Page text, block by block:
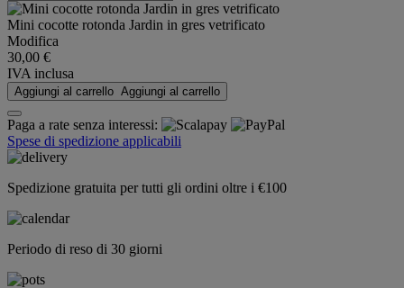
Mini cocotte rotonda Jardin in gres vetrificato
Modifica
30,00 €
IVA inclusa
Aggiungi al carrello Aggiungi al carrello
Paga a rate senza interessi:
Spese di spedizione applicabili
Spedizione gratuita per tutti gli ordini oltre i €100
Periodo di reso di 30 giorni